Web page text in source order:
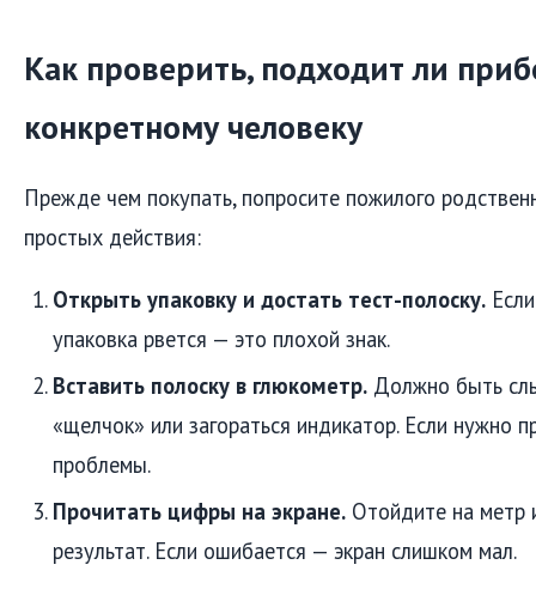
Как проверить, подходит ли
конкретному человеку
Прежде чем покупать, попросите пожилого
простых действия:
Открыть упаковку и достать тест-полоску.
упаковка рвется — это плохой знак.
Вставить полоску в глюкометр. Должно быть
«щелчок» или загораться индикатор. Если нужно
проблемы.
Прочитать цифры на экране. Отойдите на метр
результат. Если ошибается — экран слишком мал.